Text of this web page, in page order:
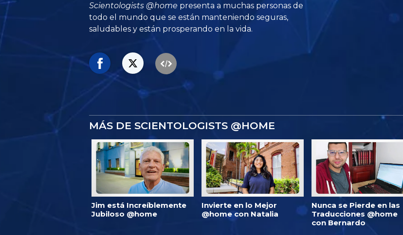
Scientologists @home presenta a muchas personas de
todo el mundo que se están manteniendo seguras,
saludables y están prosperando en la vida.
MÁS DE SCIENTOLOGISTS @HOME
Jim está Increíblemente
Jubiloso @home
Invierte en lo Mejor
@home con Natalia
Nunca se Pierde en las
Traducciones @home
con Bernardo